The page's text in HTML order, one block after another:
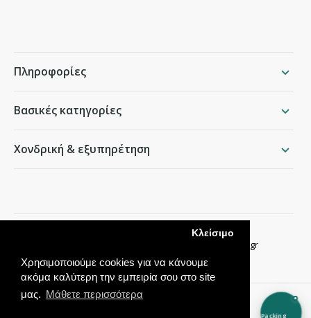
Χρησιμοποιούμε cookies για να κάνουμε
ακόμα καλύτερη την εμπειρία σου στο site
μας. Μάθετε περισσότερα
Κλείσιμο
Πληροφορίες
Βασικές κατηγορίες
Χονδρική & εξυπηρέτηση
info@packing.gr
Packing